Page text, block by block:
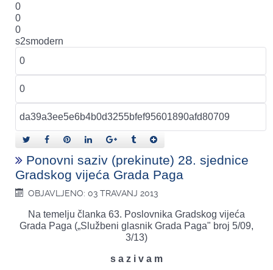
0
0
0
s2smodern
Ponovni saziv (prekinute) 28. sjednice
Gradskog vijeća Grada Paga
OBJAVLJENO: 03 TRAVANJ 2013
Na temelju članka 63. Poslovnika Gradskog vijeća
Grada Paga („Službeni glasnik Grada Paga" broj 5/09,
3/13)
s a z i v a m